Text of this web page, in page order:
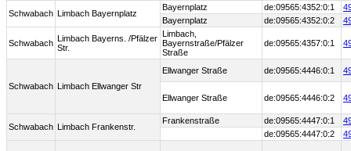
Schwabach Limbach Bayernplatz
Bayernplatz de:09565:4352:0:1
Bayernplatz
de:09565:4352:0:2
Schwabach
Limbach Bayerns. /Pfälzer
Str.
Limbach,
Bayernstraße/Pfälzer
Straße
de:09565:4357:0:1
Schwabach Limbach Ellwanger Str
Ellwanger Straße de:09565:4446:0:1
Ellwanger Straße de:09565:4446:0:2
Schwabach Limbach Frankenstr.
Frankenstraße de:09565:4447:0:1
de:09565:4447:0:2